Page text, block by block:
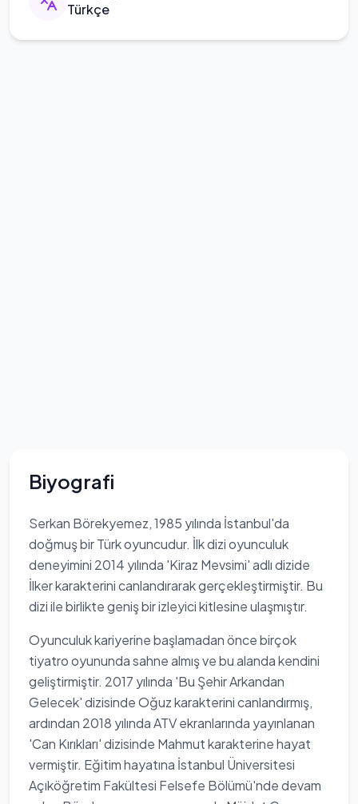
Türkçe
Biyografi
Serkan Börekyemez, 1985 yılında İstanbul'da
doğmuş bir Türk oyuncudur. İlk dizi oyunculuk
deneyimini 2014 yılında 'Kiraz Mevsimi' adlı dizide
İlker karakterini canlandırarak gerçekleştirmiştir. Bu
dizi ile birlikte geniş bir izleyici kitlesine ulaşmıştır.
Oyunculuk kariyerine başlamadan önce birçok
tiyatro oyununda sahne almış ve bu alanda kendini
geliştirmiştir. 2017 yılında 'Bu Şehir Arkandan
Gelecek' dizisinde Oğuz karakterini canlandırmış,
ardından 2018 yılında ATV ekranlarında yayınlanan
'Can Kırıkları' dizisinde Mahmut karakterine hayat
vermiştir. Eğitim hayatına İstanbul Üniversitesi
Açıköğretim Fakültesi Felsefe Bölümü'nde devam